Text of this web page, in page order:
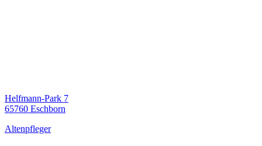
Helfmann-Park 7
65760 Eschborn
Altenpfleger